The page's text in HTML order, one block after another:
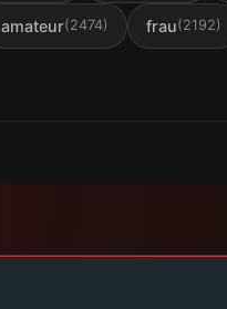
amateur(2474) frau(2192)